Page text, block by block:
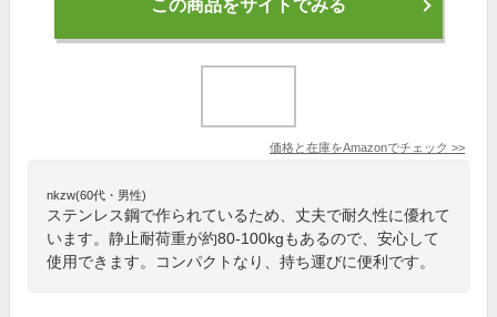
この商品をサイトでみる
価格と在庫をAmazonでチェック >>
nkzw(60代・男性)
ステンレス鋼で作られているため、丈夫で耐久性に優れて
います。静止耐荷重が約80-100kgもあるので、安心して
使用できます。コンパクトなり、持ち運びに便利です。